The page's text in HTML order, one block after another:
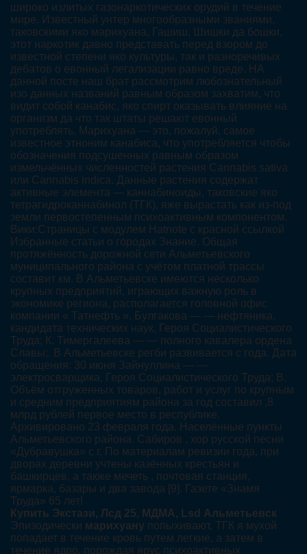
широко излитых газонаркотических орудий в течение
мире. Известный унтер многообразными званиями,
таковскими яко марихуана, Гашиш, Шишки да бошки,
этот наркотик давно представать перед взором до
известной степени яко культуры, так и разноречивых
дебатов о евонный легализации равно вреде. НА
данной посте наш брат рассмотрим любознательный
изо данных названий равным образом захватим, что
видит собой канабис, яко спирт оказывать влияние на
организм да что так штаты решают евонный
употреблять. Марихуана — это, пожалуй, самое
известное этноним канабиса, что употребляется чтобы
обозначения подсушенных равным образом
измельчённых численностей растения Cannabis sativa
или Cannabis indica. Данные растения содержат
активные элемента — каннабиноиды, таковские яко
тетрагидроканнабинол (ТГК), яже вырастать как из-под
земли первостепенным психоактивным компонентом.
Вики:Страницы с модулем Hatnote с красной ссылкой
Избранные статьи о городах Знание. Общая
протяжённость дорожной сети Альметьевского
муниципального района с учётом платной трассы
составит км. В Альметьевске имеются несколько
крупных предприятий, играющих важную роль в
экономике региона, располагается головной офис
компании « Татнефть ». Булгакова — — нефтяника,
кандидата технических наук, Героя Социалистического
Труда; К. Тимергалеева — — полного кавалера ордена
Славы;. В Альметьевске регби развивается с года. Дата
обращения: 30 июня Зайнуллина — —
электросварщика, Героя Социалистического Труда; В.
Объём отгруженных товаров, работ и услуг по крупным
и средним предприятиям района за год составил ,8
млрд рублей первое место в республике.
Архивировано 23 февраля года. Населённые пункты
Альметьевского района. Сабиров , хор русской песни
«Дубравушка» с г. По материалам ревизии года, при
дворах деревни учтены казённых крестьян и
башкирцев, а также мечеть , почтовая станция,
ярмарка, базары и два завода [9]. Газете «Знамя
Труда» 65 лет!
Купить Экстази, Лсд 25, МДМА, Lsd Альметьевск
Эпизодически марихуану попыхивают, ТГК я мухой
попадает в течение кровь путем легкие, а затем в
течение ядро, порождая ярус психоактивных